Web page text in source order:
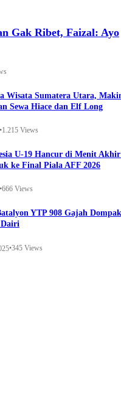
Gak Ribet, Faizal: Ayo
Wisata Sumatera Utara,
Sewa Hiace dan Elf Long
1.215 Views
U-19 Hancur di Menit
ke Final Piala AFF 2026
666 Views
YTP 908 Gajah
•345 Views